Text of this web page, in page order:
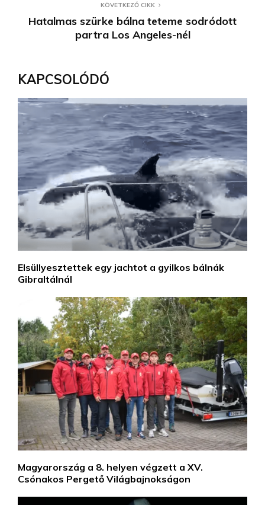
KÖVETKEZŐ CIKK
Hatalmas szürke bálna teteme sodródott
partra Los Angeles-nél
KAPCSOLÓDÓ
Elsüllyesztettek egy jachtot a gyilkos bálnák
Gibraltálnál
Magyarország a 8. helyen végzett a XV.
Csónakos Pergető Világbajnokságon